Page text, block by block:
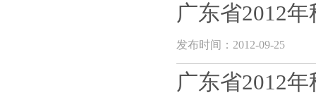
广东省2012
发布时间：2012-09-25
广东省2012